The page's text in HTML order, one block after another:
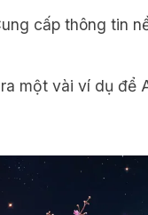
cấp thông tin
một vài ví dụ để